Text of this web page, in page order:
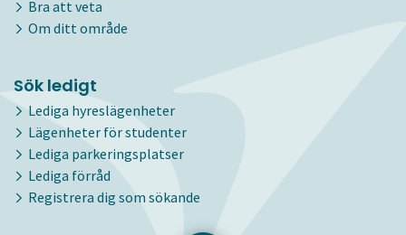
Bra att veta
Om ditt område
Sök ledigt
Lediga hyreslägenheter
Lägenheter för studenter
Lediga parkeringsplatser
Lediga förråd
Registrera dig som sökande